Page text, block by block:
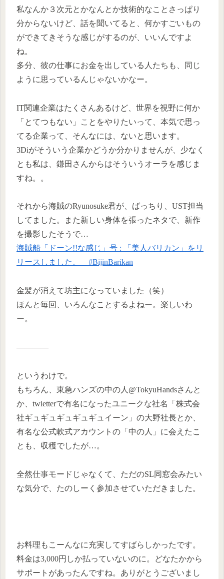
私なんか３次元とかなんとか技術的なことさっぱり
分からないけど、話を聞いてると、何かすごいもの
ができてきそうな感じがするのが、いいんですよ
ね。
多分、彼の仕事にお金を出している人たちも、同じ
ように思っているんじゃないかなー。
IT関連企業はたくさんあるけど、世界を視野に何か
「とてつもない」ことをやりたいって、本気で思っ
てる企業って、そんなには、ないと思います。
3Diがそういう企業かどうか分かりませんが、少なく
とも私は、鎌田さんからはそういうオーラを感じま
すね。。
それから海賊のRyunosuke君が、ばっちり、UST担当
してました。また新しい身体を張ったネタで、新作
を撮影したそうで…
海賊船「ドーン!!な感じ」号 : 「美人バリカン」をリ
リースしました。 #BijinBarikan
金髪が消えて坊主になっていました（笑）
ほんと毎回、いろんなことするよねー。楽しいわ
ー。
————
というわけで。
もちろん、東急ハンズの中の人@TokyuHandsさんと
か、twietterで有名になったユニークな社名「株式会
社ギュギュギュギュギュイーン」の大野社長とか、
有名な公式軟式アカウントの「中の人」に会えたこ
とも、収穫でしたが…。
全然仕事モードじゃなくて、ただのSL同窓会みたい
な気分で、たのしーく参加させていただきました。
お料理もこーんなに充実してすばらしかったです。
料金は3,000円しか払っていないのに。どなたかから
サポートがあったんですね。ありがとうございまし